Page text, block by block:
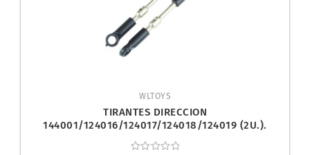
WLTOYS
TIRANTES DIRECCION
144001/124016/124017/124018/124019 (2U.).
WLTOYS 144001-1287